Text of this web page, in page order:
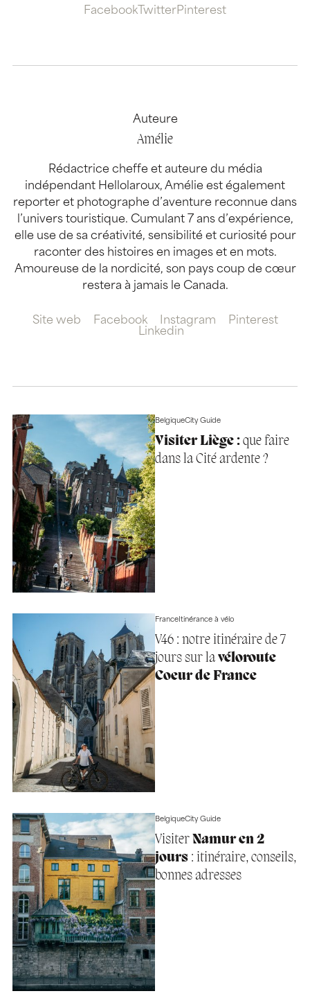
Facebook TwitterPinterest
Auteure
Amélie
Rédactrice cheffe et auteure du média
indépendant Hellolaroux, Amélie est également
reporter et photographe d’aventure reconnue dans
l’univers touristique. Cumulant 7 ans d’expérience,
elle use de sa créativité, sensibilité et curiosité pour
raconter des histoires en images et en mots.
Amoureuse de la nordicité, son pays coup de cœur
restera à jamais le Canada.
Site web Facebook Instagram
Pinterest
Linkedin
BelgiqueCity Guide
Visiter Liège :que faire
dans la Cité ardente ?
FranceItinérance à vélo
V46 : notre itinéraire de 7
jours sur lavéloroute
Coeur de France
BelgiqueCity Guide
VisiterNamur en 2
jours: itinéraire, conseils,
bonnes adresses